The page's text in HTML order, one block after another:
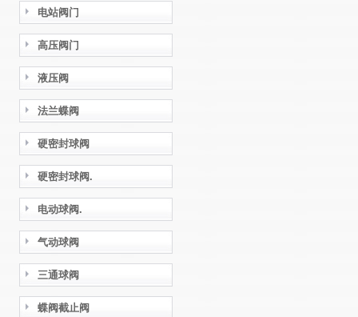
电站阀门
高压阀门
液压阀
法兰蝶阀
硬密封球阀
硬密封球阀.
电动球阀.
气动球阀
三通球阀
蝶阀截止阀